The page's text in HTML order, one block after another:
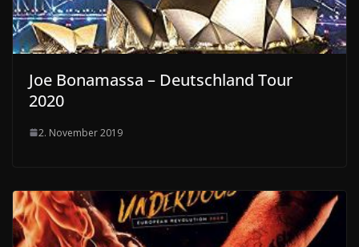
Joe Bonamassa – Deutschland Tour
2020
2. November 2019